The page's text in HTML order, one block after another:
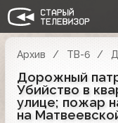
Архив ТВ-6
Дорожный
Убийство в
улице; пожар
на